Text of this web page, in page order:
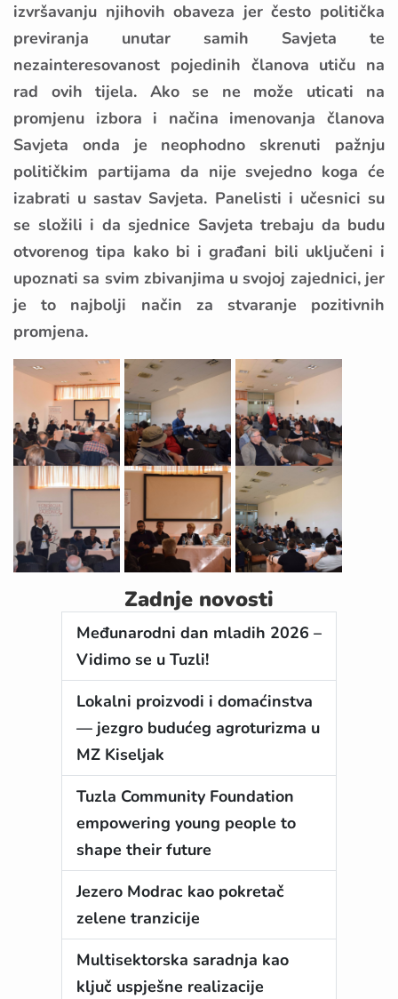
izvršavanju njihovih obaveza jer često politička
previranja unutar samih Savjeta te
nezainteresovanost pojedinih članova utiču na
rad ovih tijela. Ako se ne može uticati na
promjenu izbora i načina imenovanja članova
Savjeta onda je neophodno skrenuti pažnju
političkim partijama da nije svejedno koga će
izabrati u sastav Savjeta. Panelisti i učesnici su
se složili i da sjednice Savjeta trebaju da budu
otvorenog tipa kako bi i građani bili uključeni i
upoznati sa svim zbivanjima u svojoj zajednici, jer
je to najbolji način za stvaranje pozitivnih
promjena.
Zadnje novosti
Međunarodni dan mladih 2026 –
Vidimo se u Tuzli!
Lokalni proizvodi i domaćinstva
— jezgro budućeg agroturizma u
MZ Kiseljak
Tuzla Community Foundation
empowering young people to
shape their future
Jezero Modrac kao pokretač
zelene tranzicije
Multisektorska saradnja kao
ključ uspješne realizacije